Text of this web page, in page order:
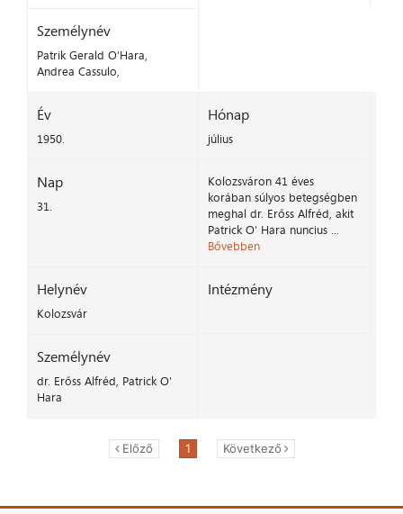
Személynév
Patrik Gerald O’Hara,
Andrea Cassulo,
Év
1950.
Hónap
július
Nap
31.
Kolozsváron 41 éves
korában súlyos betegségben
meghal dr. Erőss Alfréd, akit
Patrick O' Hara nuncius ...
Bővebben
Helynév
Kolozsvár
Intézmény
Személynév
dr. Erőss Alfréd, Patrick O'
Hara
Előző 1 Következő